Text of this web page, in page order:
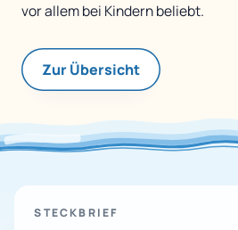
vor allem bei Kindern beliebt.
Zur Übersicht
STECKBRIEF